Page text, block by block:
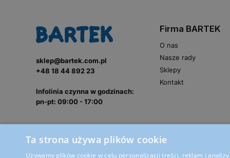
sklep@bartek.com.pl
+48 18 44 892 23
Infolinia czynna w godzinach:
pn-pt: 09:00 - 17:00
Firma BARTEK
O nas
Nasze rady
Sklepy
Kontakt
Ta strona używa plików cookie
Używamy plików cookie w celu personalizacji treści, reklam i